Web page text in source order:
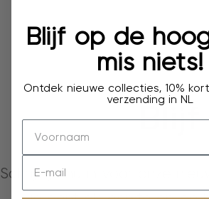
Schrijf je nu in voor onze
Blijf op de
mis niets!
Ontdek nieuwe collecties, 10%
verzending in NL